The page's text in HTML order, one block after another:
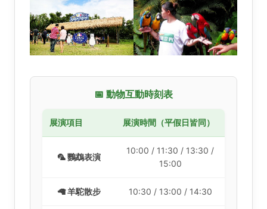
📅 動物互動時刻表
展演項目 展演時間（平假日皆同）
🦜 鸚鵡表演
10:00 / 11:30 / 13:30 /
15:00
🦙 羊駝散步 10:30 / 13:00 / 14:30